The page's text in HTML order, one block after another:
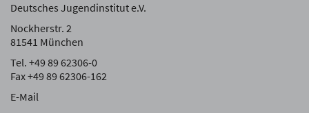
Deutsches Jugendinstitut e.V.
Nockherstr. 2
81541 München
Tel. +49 89 62306-0
Fax +49 89 62306-162
E-Mail